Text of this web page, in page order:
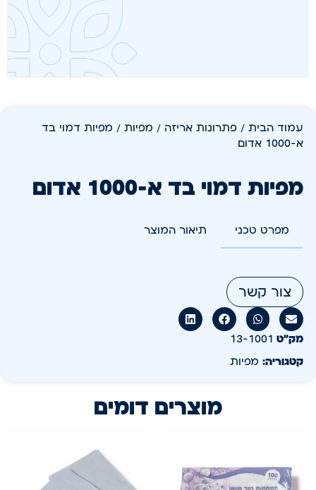
עמוד הבית / פתרונות אריזה / מפיות / מפיות דמוי בד
א-1000 אדום
מפיות דמוי בד א-1000 אדום
מפרט טכני תיאור המוצר
צור קשר
מק״ט 13-1001
קטגוריה: מפיות
מוצרים דומים